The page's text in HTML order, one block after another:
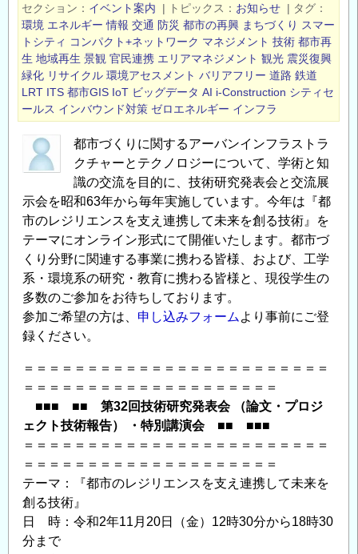
研
究
発
表
会・
記
念
講
会・
第
28
回
交
流
展
示
の
案
内
＜
CPD
単
セクション
イベント案内 | トピックス お知らせ | タグ
環境 エネルギー 情報 交通 防災 都市の再興 まちづくり スマー
トシティ コンパクト+ネットワーク マネジメント 技術 都市再
生 地域再生 景観 官民連携 エリアマネジメント 観光 震災復興
緑化 リサイクル 環境アセスメント バリアフリー 道路 鉄道
LRT ITS 都市GIS IoT ビッグデータ AI i-Construction シティセ
ールス インバウンド対策 ゼロエネルギー インフラ
都市づくりに関するアーバンインフラストラ
クチャーとテクノロジーについて、学術と知
識の交流を目的に、技術研究発表会と交流展
示会を昭和63年から毎年実施しています。今年は『都
市のレジリエンスを支え連携して未来を創る技術』を
テーマにオンライン形式にて開催いたします。都市づ
くり分野に関連する事業に携わる皆様、および、工学
系・環境系の研究・教育に携わる皆様と、現役学生の
多数のご参加をお待ちしております。
参加ご希望の方は、 申し込みフォーム より事前にご登
録ください。
＝＝＝＝＝＝＝＝＝＝＝＝＝＝＝＝＝＝＝＝＝＝＝＝
＝＝＝＝＝＝＝＝＝＝＝＝＝＝＝＝＝＝＝＝
■■■ ■■ 第32回技術研究発表会 （論文・プロジ
ェクト技術報告） ・特別講演会 ■■ ■■■
＝＝＝＝＝＝＝＝＝＝＝＝＝＝＝＝＝＝＝＝＝＝＝＝
＝＝＝＝＝＝＝＝＝＝＝＝＝＝＝＝＝＝＝＝
テーマ：『都市のレジリエンスを支え連携して未来を
創る技術』
日 時：令和2年11月20日（金）12時30分から18時30
分まで